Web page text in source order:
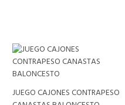
JUEGO CAJONES CONTRAPESO